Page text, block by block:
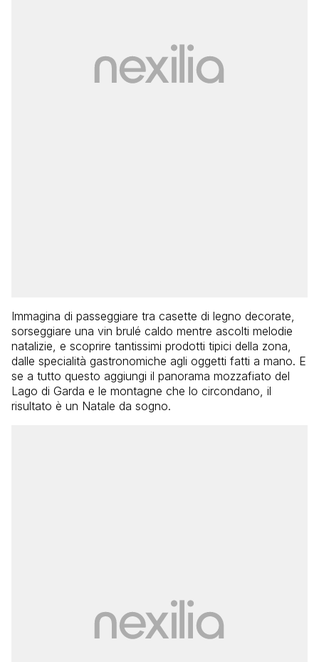
Immagina di passeggiare tra casette di legno decorate,
sorseggiare una vin brulé caldo mentre ascolti melodie
natalizie, e scoprire tantissimi prodotti tipici della zona,
dalle specialità gastronomiche agli oggetti fatti a mano. E
se a tutto questo aggiungi il panorama mozzafiato del
Lago di Garda e le montagne che lo circondano, il
risultato è un Natale da sogno.